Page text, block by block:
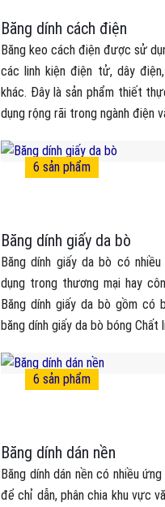
Băng dính cách điện
Băng keo cách điện được sử
các linh kiện điện tử, dây
khác. Đây là sản phẩm thiết
dụng rộng rãi trong ngành điện
Băng dính giấy da bò
6 sản phẩm
Băng dính giấy da bò có
dụng trong thương mại hay
Băng dính giấy da bò gồm có
băng dính giấy da bò bóng Chất
Băng dính dán nền
6 sản phẩm
Băng dính dán nền có nhiều
để chỉ dẫn, phân chia khu vực